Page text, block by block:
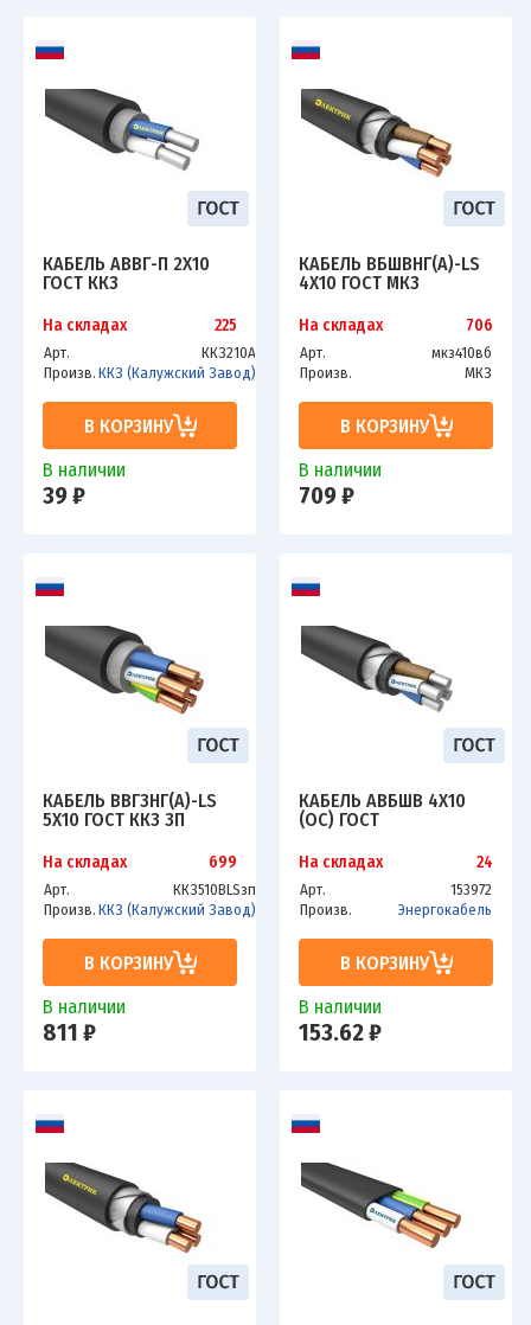
КАБЕЛЬ АВВГ-П 2Х10
ГОСТ ККЗ
На складах 225
Арт.
ККЗ210А
Произв. ККЗ (Калужский Завод)
В КОРЗИНУ
В наличии
39 ₽
КАБЕЛЬ ВБШВНГ(А)-LS
4Х10 ГОСТ МКЗ
На складах 706
Арт.
мкз410вб
Произв.
МКЗ
В КОРЗИНУ
В наличии
709 ₽
КАБЕЛЬ ВВГЗНГ(А)-LS
5Х10 ГОСТ ККЗ ЗП
На складах 699
Арт.
ККЗ510ВLSзп
Произв. ККЗ (Калужский Завод)
В КОРЗИНУ
В наличии
811 ₽
КАБЕЛЬ АВБШВ 4Х10
(ОС) ГОСТ
На складах 24
Арт.
153972
Произв.
Энергокабель
В КОРЗИНУ
В наличии
153.62 ₽